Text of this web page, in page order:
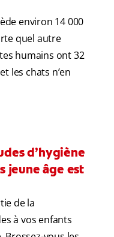
environ 14 000
quel autre
humains ont 32
les chats n’en
d’hygiène
jeune âge est
de la
à vos enfants